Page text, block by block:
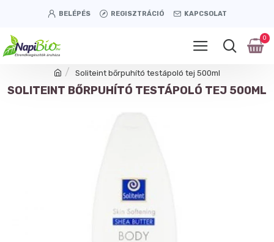
BELÉPÉS REGISZTRÁCIÓ KAPCSOLAT
0
Soliteint bőrpuhító testápoló tej 500ml
SOLITEINT BŐRPUHÍTÓ TESTÁPOLÓ TEJ 500ML